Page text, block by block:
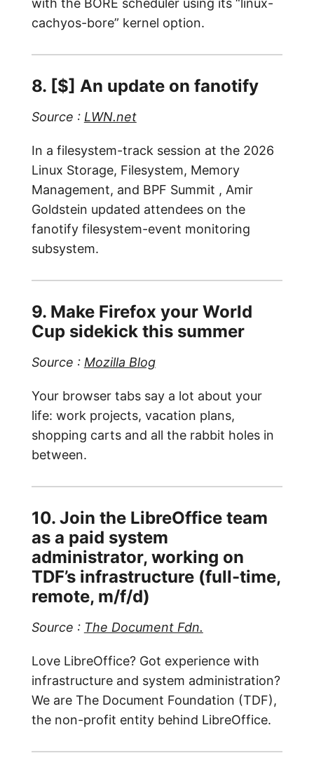
with the BORE scheduler using its “linux-
cachyos-bore” kernel option.
8. [$] An update on fanotify
Source : LWN.net
In a filesystem-track session at the 2026
Linux Storage, Filesystem, Memory
Management, and BPF Summit , Amir
Goldstein updated attendees on the
fanotify filesystem-event monitoring
subsystem.
9. Make Firefox your World
Cup sidekick this summer
Source : Mozilla Blog
Your browser tabs say a lot about your
life: work projects, vacation plans,
shopping carts and all the rabbit holes in
between.
10. Join the LibreOffice team
as a paid system
administrator, working on
TDF’s infrastructure (full-time,
remote, m/f/d)
Source : The Document Fdn.
Love LibreOffice? Got experience with
infrastructure and system administration?
We are The Document Foundation (TDF),
the non-profit entity behind LibreOffice.